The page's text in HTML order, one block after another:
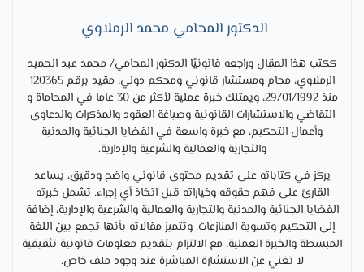
الدكتور المحامي محمد الرملاوي
ككتب هذا المقال وراجعه قانونيًا الدكتور المحامي/ محمد عبد الحميد
الرملاوي، محام ومستشار قانوني ومحكم دولي، مقيد برقم 120365
منذ 29/01/1992، ويمتلك خبرة عملية لأكثر من 30 عاما في المحاماة و
التقاضي والاستشارات القانونية وصياغة العقود والمذكرات والدعاوى
وأعمال التحكيم، مع خبرة واسعة في القضايا الجنائية والمدنية
والتجارية والعمالية والشرعية والإدارية.
يركز في كتاباته على تقديم محتوى قانوني واضح ودقيق، يساعد
القارئ على فهم حقوقه وخياراته قبل اتخاذ أي إجراء. تشمل خبرته
القضايا الجنائية والمدنية والتجارية والعمالية والشرعية والإدارية، إضافة
إلى التحكيم وتسوية المنازعات. وتتميز مقالاته بأنها تجمع بين اللغة
المبسطة والخبرة العملية، مع الالتزام بتقديم معلومات قانونية تثقيفية
لا تغني عن الاستشارة المباشرة عند وجود ملف خاص.